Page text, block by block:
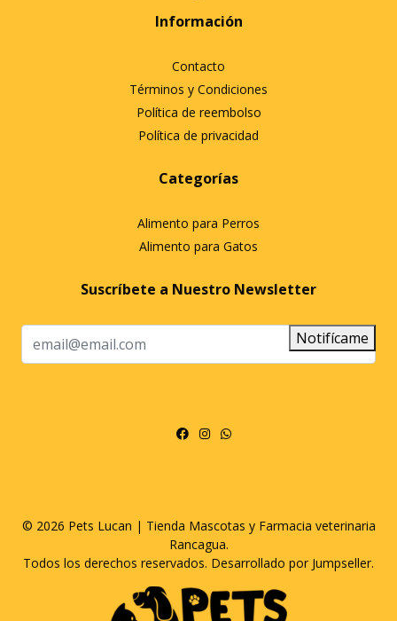
Información
Contacto
Términos y Condiciones
Política de reembolso
Política de privacidad
Categorías
Alimento para Perros
Alimento para Gatos
Suscríbete a Nuestro Newsletter
Notifícame
© 2026 Pets Lucan | Tienda Mascotas y Farmacia veterinaria
Rancagua.
Todos los derechos reservados. Desarrollado por Jumpseller.